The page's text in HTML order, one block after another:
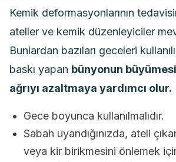
Kemik deformasyonlarının
ateller ve kemik düzenleyiciler
Bunlardan bazıları geceleri
baskı yapan bünyonun
ağrıyı azaltmaya yardımcı olur.
Gece boyunca kullanılmalıdır.
Sabah uyandığınızda, ateli
veya kir birikmesini önlemek